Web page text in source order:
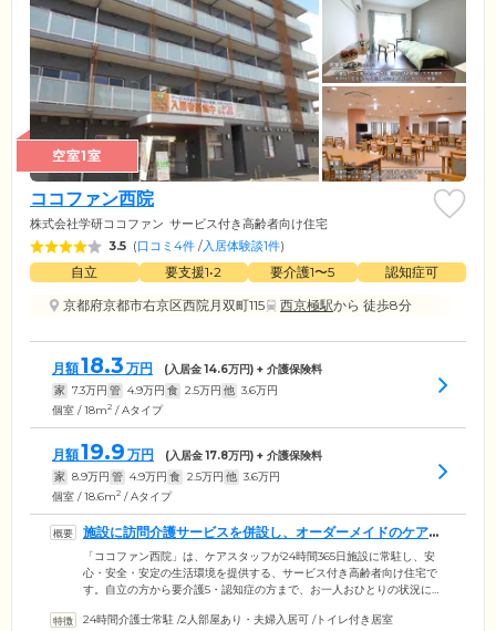
空室1室
ココファン西院
株式会社学研ココファン サービス付き高齢者向け住宅
3.5 (口コミ4件 /入居体験談1件)
自立 要支援1•2 要介護1〜5
認知症可
京都府京都市右京区西院月双町115
西京極駅から 徒歩8分
月額18.3 万円 (入居金14.6万円) + 介護保険料
家 7.3万円 管 4.9万円 食 2.5万円 他 3.6万円
個室 / 18m2 / Aタイプ
月額19.9 万円 (入居金17.8万円) + 介護保険料
家 8.9万円 管 4.9万円 食 2.5万円 他 3.6万円
個室 / 18.6m2 / Aタイプ
施設に訪問介護サービスを併設し、オーダーメイドのケアを
提供します
「ココファン西院」は、ケアスタッフが24時間365日施設に常駐し、安
心・安全・安定の生活環境を提供する、サービス付き高齢者向け住宅で
す。自立の方から要介護5・認知症の方まで、お一人おひとりの状況に合
スとして来客対応、宅配便や郵便物の一時預かり、タクシーの手配など
24時間介護士常駐 /2人部屋あり・夫婦入居可 /トイレ付き居室